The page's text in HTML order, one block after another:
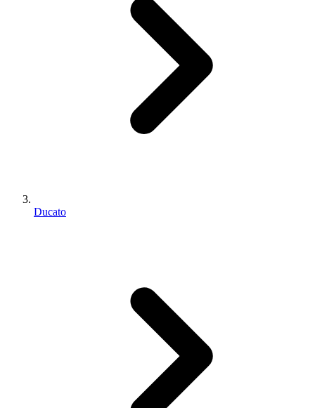
Ducato